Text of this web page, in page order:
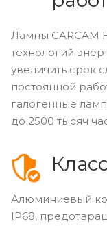
Лампы CARCAM
технологий
увеличить срок
постоянной
галогенные
до 2500 тысяч
Алюминиевый
IP68,